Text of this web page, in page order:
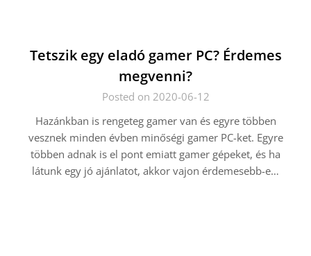
Tetszik egy eladó gamer PC? Érdemes
megvenni?
Posted on 2020-06-12
Hazánkban is rengeteg gamer van és egyre többen
vesznek minden évben minőségi gamer PC-ket. Egyre
többen adnak is el pont emiatt gamer gépeket, és ha
látunk egy jó ajánlatot, akkor vajon érdemesebb-e…